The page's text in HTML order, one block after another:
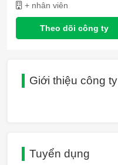
+ nhân viên
Theo dõi công ty
Giới thiệu công ty
Tuyển dụng